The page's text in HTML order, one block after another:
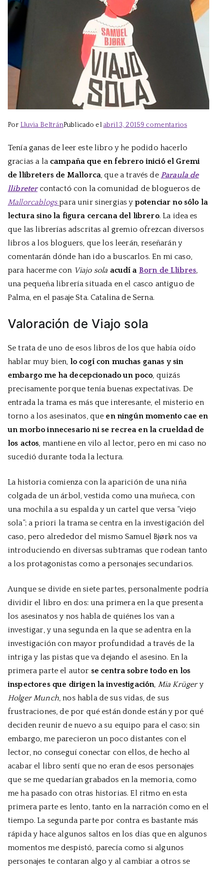
Por Lluvia BeltránPublicado el abril 3, 20159 comentariosen
sola,
de
Samuel
Bjørk
Tenía ganas de leer este libro y he podido hacerlo
gracias a la campaña que en febrero inició el Gremi
de llibreters de Mallorca, que a través de Paraula de
llibretercontactó con la comunidad de blogueros de
Mallorcablogspara unir sinergias ypotenciar no sólo la
lectura sino la figura cercana del librero. La idea es
que las librerías adscritas al gremio ofrezcan diversos
libros a los bloguers, que los leerán, reseñarán y
comentarán dónde han ido a buscarlos. En mi caso,
para hacerme con Viajo sola acudí a Born de Llibres,
una pequeña librería situada en el casco antiguo de
Palma, en el pasaje Sta. Catalina de Serna.
Valoración de Viajo sola
Se trata de uno de esos libros de los que había oído
hablar muy bien, lo cogí con muchas ganas y sin
embargo me ha decepcionado un poco, quizás
precisamente porque tenía buenas expectativas. De
entrada la trama es más que interesante, el misterio en
torno a los asesinatos, que en ningún momento cae en
un morbo innecesario ni se recrea en la crueldad de
los actos, mantiene en vilo al lector, pero en mi caso no
sucedió durante toda la lectura.
La historia comienza con la aparición de una niña
colgada de un árbol, vestida como una muñeca, con
una mochila a su espalda y un cartel que versa “viejo
sola”; a priori la trama se centra en la investigación del
caso, pero alrededor del mismo Samuel Bjørk nos va
introduciendo en diversas subtramas que rodean tanto
a los protagonistas como a personajes secundarios.
Aunque se divide en siete partes, personalmente podría
dividir el libro en dos: una primera en la que presenta
los asesinatos y nos habla de quiénes los van a
investigar, y una segunda en la que se adentra en la
investigación con mayor profundidad a través de la
intriga y las pistas que va dejando el asesino. En la
primera parte el autor se centra sobre todo en los
inspectores que dirigen la investigación, Mia Krügery
Holger Munch, nos habla de sus vidas, de sus
frustraciones, de por qué están donde están y por qué
deciden reunir de nuevo a su equipo para el caso; sin
embargo, me parecieron un poco distantes con el
lector, no conseguí conectar con ellos, de hecho al
acabar el libro sentí que no eran de esos personajes
que se me quedarían grabados en la memoria, como
me ha pasado con otras historias. El ritmo en esta
primera parte es lento, tanto en la narración como en el
tiempo. La segunda parte por contra es bastante más
rápida y hace algunos saltos en los días que en algunos
momentos me despistó, parecía como si algunos
personajes te contaran algo y al cambiar a otros se